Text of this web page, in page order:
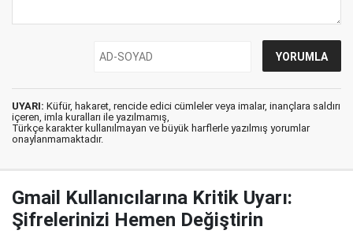
UYARI: Küfür, hakaret, rencide edici cümleler veya imalar, inançlara saldırı
içeren, imla kuralları ile yazılmamış,
Türkçe karakter kullanılmayan ve büyük harflerle yazılmış yorumlar
onaylanmamaktadır.
Gmail Kullanıcılarına Kritik Uyarı:
Şifrelerinizi Hemen Değiştirin